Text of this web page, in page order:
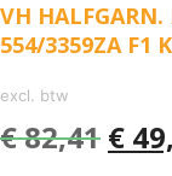
VH
554/3359ZA F1
excl. btw
€82,41 €